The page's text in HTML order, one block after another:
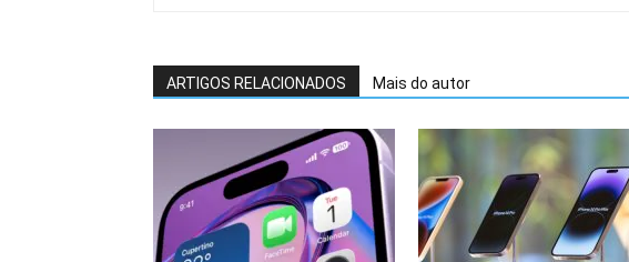
ARTIGOS RELACIONADOS Mais do autor